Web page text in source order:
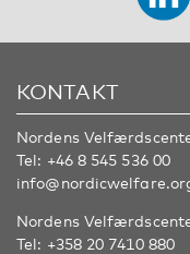
KONTAKT
Nordens
Tel: +46 8 545 536 00
Nordens
Tel: +358 20 7410 880